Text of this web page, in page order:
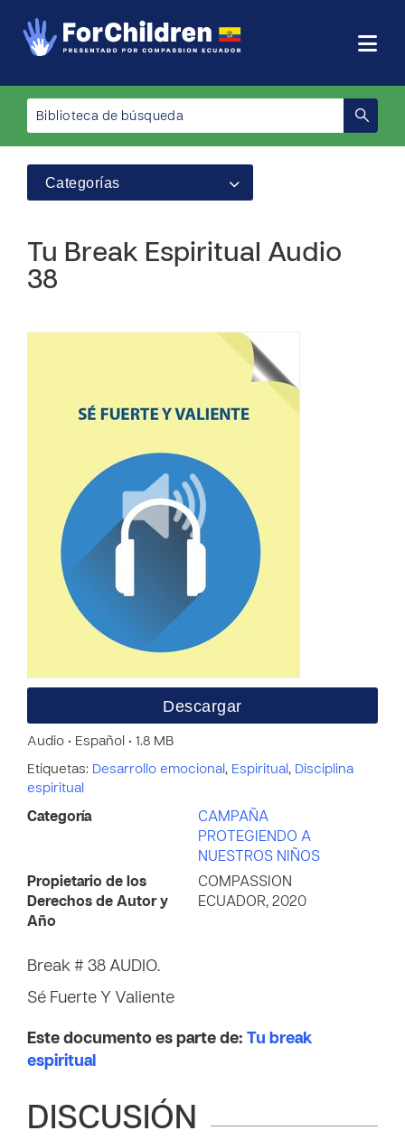
Categorías
Tu Break Espiritual Audio
38
Descargar
Audio • Español • 1.8 MB
Etiquetas: Desarrollo emocional , Espiritual , Disciplina
espiritual
Categoría
CAMPAÑA
PROTEGIENDO A
NUESTROS NIÑOS
Propietario de los
Derechos de Autor y
Año
COMPASSION
ECUADOR, 2020
Break # 38 AUDIO.
Sé Fuerte Y Valiente
Este documento es parte de: Tu break
espiritual
DISCUSIÓN